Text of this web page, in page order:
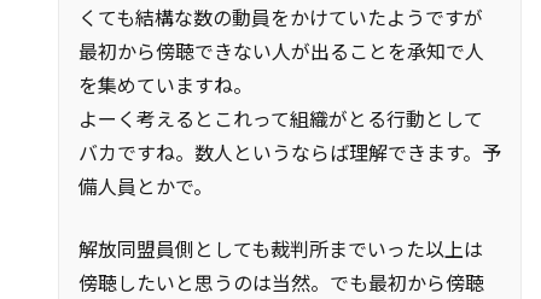
くても結構な数の動員をかけていたようですが
最初から傍聴できない人が出ることを承知で人
を集めていますね。
よーく考えるとこれって組織がとる行動として
バカですね。数人というならば理解できます。予
備人員とかで。
解放同盟員側としても裁判所までいった以上は
傍聴したいと思うのは当然。でも最初から傍聴